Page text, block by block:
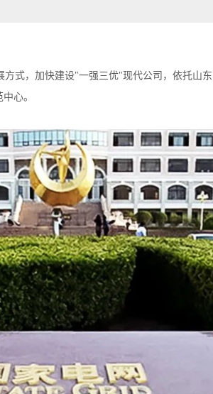
式，加快建设"一强三优"现代公司，依托山
心。